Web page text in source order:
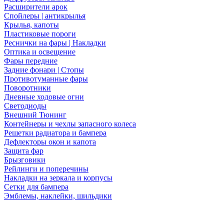
Расширители арок
Спойлеры | антикрылья
Крылья, капоты
Пластиковые пороги
Реснички на фары | Накладки
Оптика и освещение
Фары передние
Задние фонари | Стопы
Противотуманные фары
Поворотники
Дневные ходовые огни
Светодиоды
Внешний Тюнинг
Контейнеры и чехлы запасного колеса
Решетки радиатора и бампера
Дефлекторы окон и капота
Защита фар
Брызговики
Рейлинги и поперечины
Накладки на зеркала и корпусы
Сетки для бампера
Эмблемы, наклейки, шильдики